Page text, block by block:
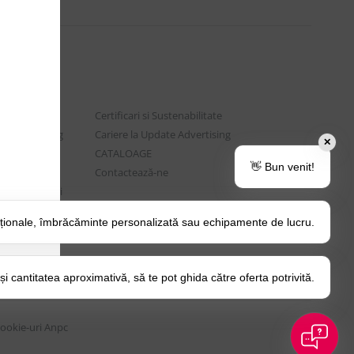
Advertising
si Intrebari
Tips&Tricks
Cookie
Certificari si Sustenabilitate
Cariere la Update Advertising
CATALOAGE
Contactează-ne
uri Anpc
✕
👋 Bun venit!
îmbrăcăminte personalizată sau echipamente de lucru.
cantitatea aproximativă, să te pot ghida către oferta potrivită.